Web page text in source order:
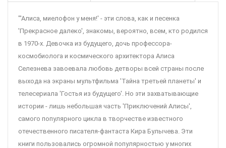
"'Алиса, миелофон у меня!' - эти слова, как и песенка
'Прекрасное далеко', знакомы, вероятно, всем, кто родился
в 1970-х. Девочка из будущего, дочь профессора-
космобиолога и космического архитектора Алиса
Селезнева завоевала любовь детворы всей страны после
выхода на экраны мультфильма 'Тайна третьей планеты' и
телесериала 'Гостья из будущего'. Но эти захватывающие
истории - лишь небольшая часть 'Приключений Алисы',
самого популярного цикла в творчестве известного
отечественного писателя-фантаста Кира Булычева. Эти
книги пользовались огромной популярностью у многих